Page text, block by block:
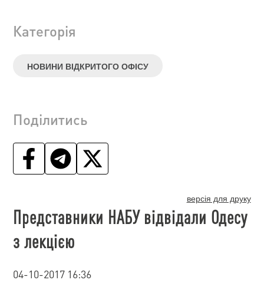
Категорія
НОВИНИ ВІДКРИТОГО ОФІСУ
Поділитись
версія для друку
Представники НАБУ відвідали Одесу
з лекцією
04-10-2017 16:36